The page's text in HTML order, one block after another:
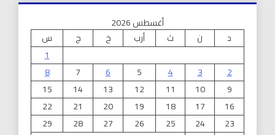
أغسطس 2026
د
ن ث أرب خ ج
س
1
2
3
4
5
6
7
8
9
10
11
12
13
14
15
16
17
18
19
20
21
22
23
24
25
26
27
28
29